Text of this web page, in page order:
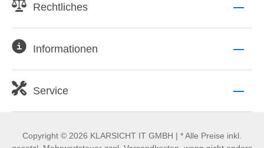
Rechtliches
Informationen
Service
Copyright © 2026 KLARSICHT IT GMBH | * Alle Preise inkl.